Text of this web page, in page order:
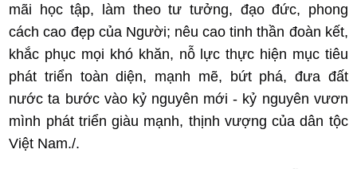
mãi học tập, làm theo tư tưởng, đạo đức, phong
cách cao đẹp của Người; nêu cao tinh thần đoàn kết,
khắc phục mọi khó khăn, nỗ lực thực hiện mục tiêu
phát triển toàn diện, mạnh mẽ, bứt phá, đưa đất
nước ta bước vào kỷ nguyên mới - kỷ nguyên vươn
mình phát triển giàu mạnh, thịnh vượng của dân tộc
Việt Nam./.